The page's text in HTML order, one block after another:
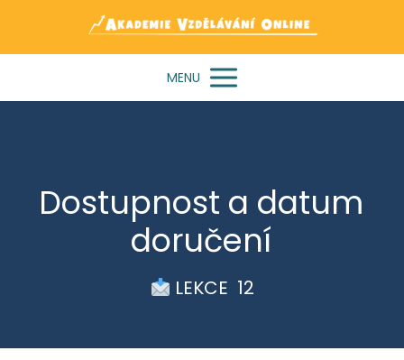
MENU
Dostupnost a datum
doručení
LEKCE 12